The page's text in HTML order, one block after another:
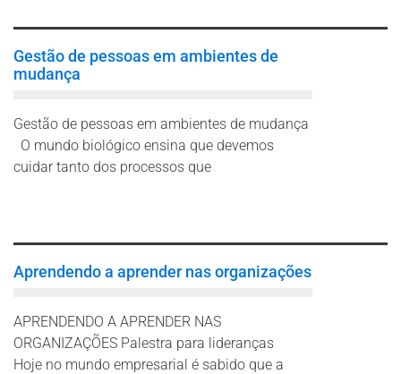
Gestão de pessoas em ambientes de
mudança
Gestão de pessoas em ambientes de mudança
O mundo biológico ensina que devemos
cuidar tanto dos processos que
Aprendendo a aprender nas organizações
APRENDENDO A APRENDER NAS
ORGANIZAÇÕES Palestra para lideranças
Hoje no mundo empresarial é sabido que a